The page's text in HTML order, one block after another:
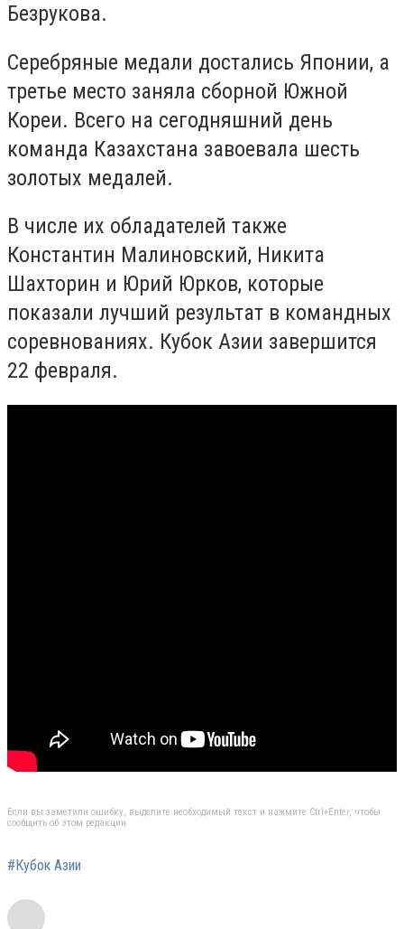
Безрукова.
Серебряные медали достались Японии, а
третье место заняла сборной Южной
Кореи. Всего на сегодняшний день
команда Казахстана завоевала шесть
золотых медалей.
В числе их обладателей также
Константин Малиновский, Никита
Шахторин и Юрий Юрков, которые
показали лучший результат в командных
соревнованиях. Кубок Азии завершится
22 февраля.
Если вы заметили ошибку, выделите необходимый текст и нажмите Ctrl+Enter, чтобы
сообщить об этом редакции
#Кубок Азии